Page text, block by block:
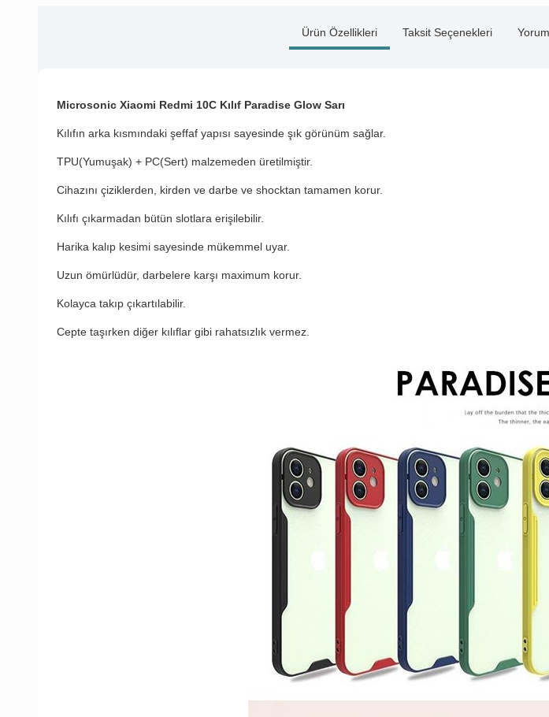
Ürün Özellikleri Taksit Seçenekleri
Microsonic Xiaomi Redmi 10C Kılıf Paradise Glow Sarı
Kılıfın arka kısmındaki şeffaf yapısı sayesinde şık görünüm sağlar.
TPU(Yumuşak) + PC(Sert) malzemeden üretilmiştir.
Cihazını çiziklerden, kirden ve darbe ve shocktan tamamen korur.
Kılıfı çıkarmadan bütün slotlara erişilebilir.
Harika kalıp kesimi sayesinde mükemmel uyar.
Uzun ömürlüdür, darbelere karşı maximum korur.
Kolayca takıp çıkartılabilir.
Cepte taşırken diğer kılıflar gibi rahatsızlık vermez.